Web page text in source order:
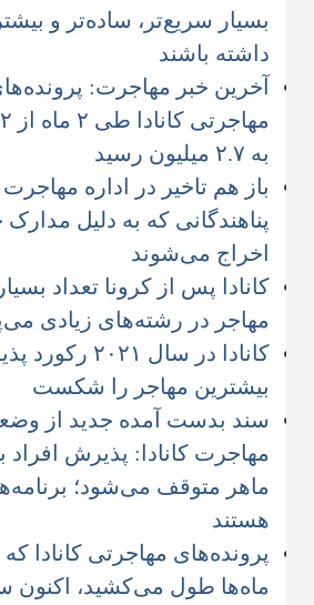
بسیار سریع‌تر، ساده‌تر و
داشته باشند
آخرین خبر مهاجرت:
به ۲.۷ میلیون رسید
باز هم تاخیر در اداره مهاجرت
پناهندگانی که به دلیل
اخراج می‌شوند
کانادا پس از کرونا تعداد
مهاجر در رشته‌های زیادی
کانادا در سال ۲۰۲۱
بیشترین مهاجر را شکست
سند بدست آمده جدید از
مهاجرت کانادا: پذیرش افراد
ماهر متوقف می‌شود؛
هستند
پرونده‌های مهاجرتی کانادا که
ماه‌ها طول می‌کشید، اکنون